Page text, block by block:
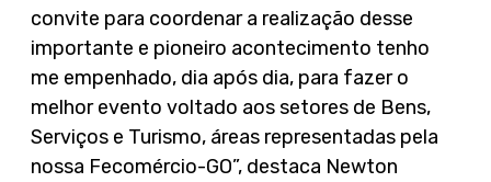
convite para coordenar a realização desse
importante e pioneiro acontecimento tenho
me empenhado, dia após dia, para fazer o
melhor evento voltado aos setores de Bens,
Serviços e Turismo, áreas representadas pela
nossa Fecomércio-GO”, destaca Newton